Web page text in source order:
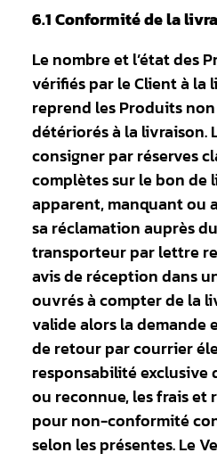
6.1 Conformité de la
Le nombre et l’état des
vérifiés par le Client à la
reprend les Produits
détériorés à la livraison.
consigner par réserves
complètes sur le bon
apparent, manquant ou
sa réclamation auprès
transporteur par lettre
avis de réception dans
ouvrés à compter de la
valide alors la demande
de retour par courrier
responsabilité exclusive
ou reconnue, les frais et
pour non-conformité
selon les présentes. Le